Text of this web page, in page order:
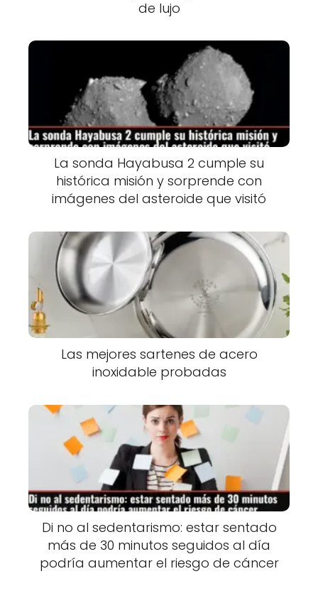
de lujo
La sonda Hayabusa 2 cumple su
histórica misión y sorprende con
imágenes del asteroide que visitó
Las mejores sartenes de acero
inoxidable probadas
Di no al sedentarismo: estar sentado
más de 30 minutos seguidos al día
podría aumentar el riesgo de cáncer